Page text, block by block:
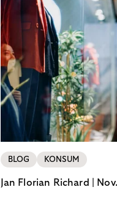
Unternehmen.
BLOG KONSUM
Jan Florian Richard |